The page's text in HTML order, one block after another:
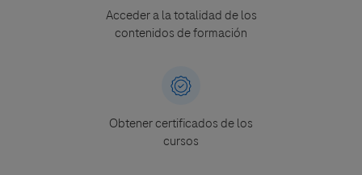
Acceder a la totalidad de los
contenidos de formación
Obtener certificados de los
cursos